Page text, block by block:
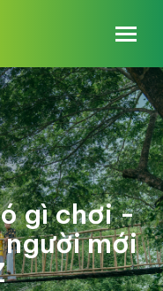
gì chơi -
người mới